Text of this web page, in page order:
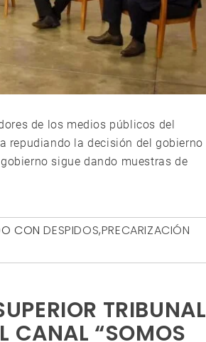
de los medios públicos del
repudiando la decisión del gobierno
sigue dando muestras de
CONDESPIDOS,PRECARIZACIÓN
TRIBUNAL
CANAL “SOMOS